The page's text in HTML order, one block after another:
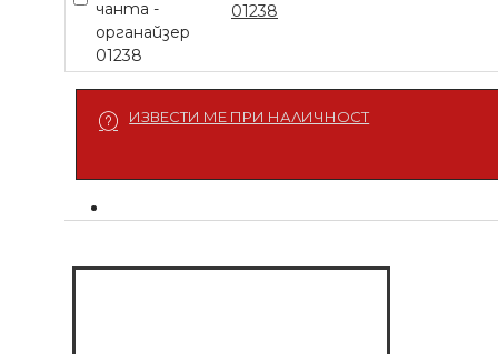
€ 63.91 (125.00 лв.)
01238
ИЗВЕСТИ МЕ ПРИ НАЛИЧНОСТ